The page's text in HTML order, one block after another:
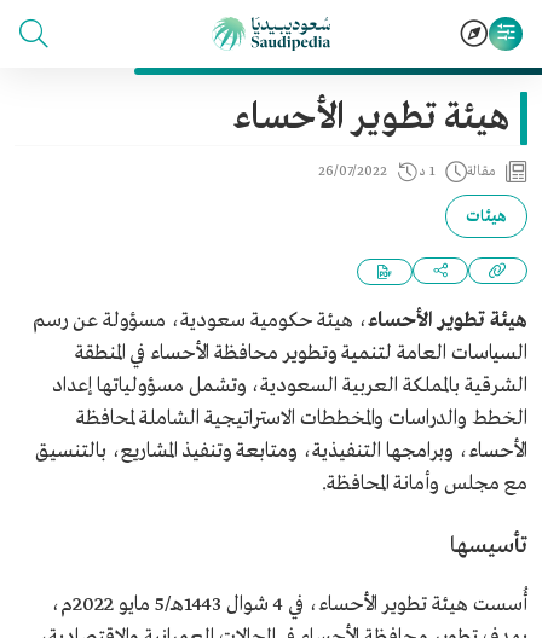
هيئة تطوير الأحساء
مقالة 1 د 26/07/2022
هيئات
هيئة تطوير الأحساء، هيئة حكومية سعودية، مسؤولة عن رسم
السياسات العامة لتنمية وتطوير محافظة الأحساء في المنطقة
الشرقية بالمملكة العربية السعودية، وتشمل مسؤولياتها إعداد
الخطط والدراسات والمخططات الاستراتيجية الشاملة لمحافظة
الأحساء، وبرامجها التنفيذية، ومتابعة وتنفيذ المشاريع، بالتنسيق
مع مجلس وأمانة المحافظة.
تأسيسها
أُسست هيئة تطوير الأحساء، في 4 شوال 1443هـ/5 مايو 2022م،